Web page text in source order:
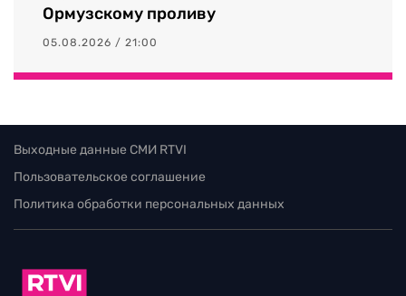
Ормузскому проливу
05.08.2026 / 21:00
Выходные данные СМИ RTVI
Пользовательское соглашение
Политика обработки персональных данных